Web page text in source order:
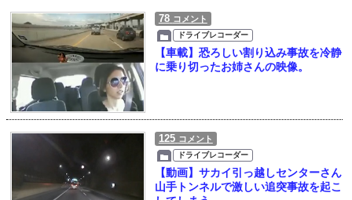
78 コメント
ドライブレコーダー
【車載】恐ろしい割り込み事故を冷静
に乗り切ったお姉さんの映像。
125 コメント
ドライブレコーダー
【動画】サカイ引っ越しセンターさん
山手トンネルで激しい追突事故を起こ